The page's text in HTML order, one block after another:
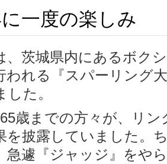
一度の楽しみ
、茨城県内にあるボク
われる『スパーリング
した。
歳までの方々が、リン
を披露していました。
急遽『ジャッジ』をや